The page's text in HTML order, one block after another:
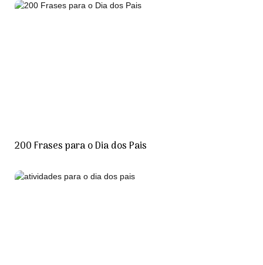
200 Frases para o Dia dos Pais